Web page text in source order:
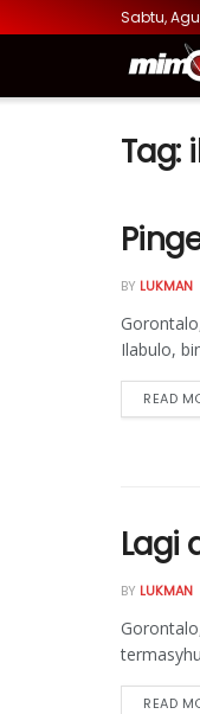
Sabtu,
Tag:
BY LUKMAN
Ilabulo,
READ
Lagi
BY LUKMAN
READ